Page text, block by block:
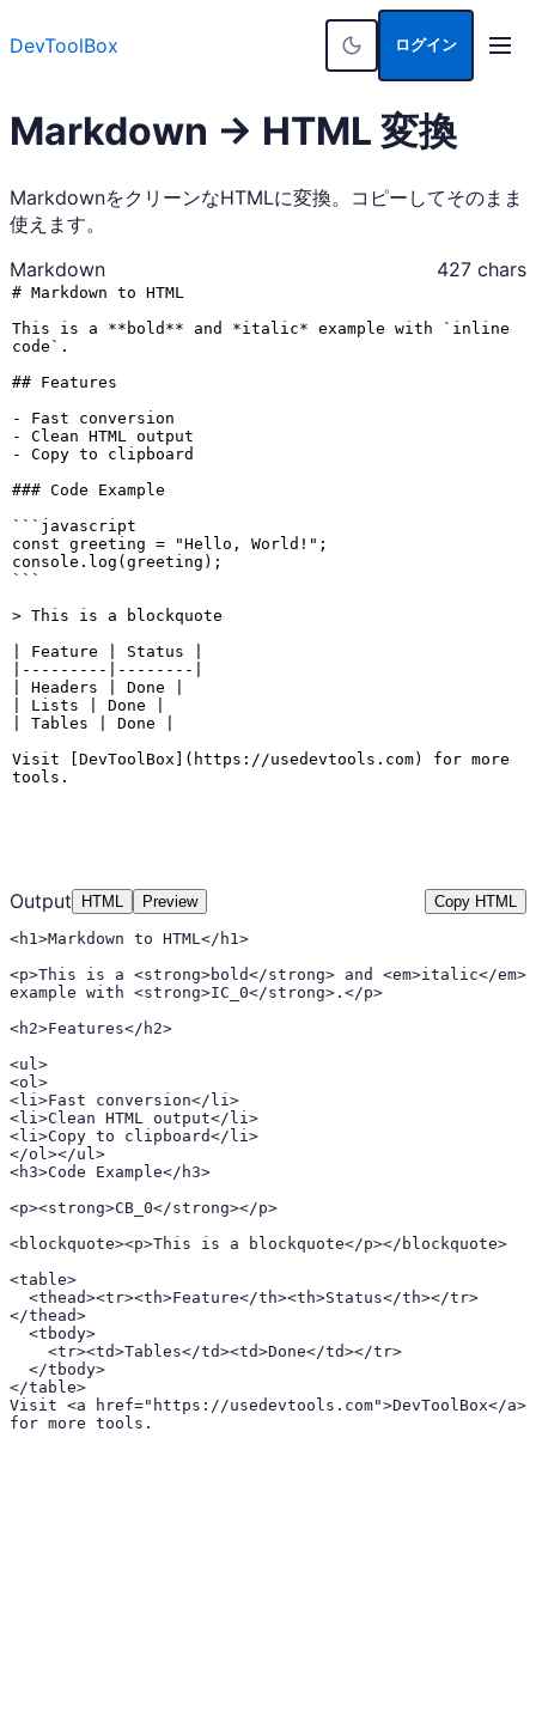
DevToolBox ログイン
Markdown → HTML 変換
MarkdownをクリーンなHTMLに変換。コピーしてそのまま
使えます。
Markdown
427 chars
Output HTML Preview Copy HTML
<h1>Markdown to HTML</h1>
<p>This is a <strong>bold</strong> and <em>italic</em>
example with <strong>IC_0</strong>.</p>
<h2>Features</h2>
<ul>
<ol>
<li>Fast conversion</li>
<li>Clean HTML output</li>
<li>Copy to clipboard</li>
</ol></ul>
<h3>Code Example</h3>
<p><strong>CB_0</strong></p>
<blockquote><p>This is a blockquote</p></blockquote>
<table>
</thead>
</table>
Visit <a href="https://usedevtools.com">DevToolBox</a>
for more tools.